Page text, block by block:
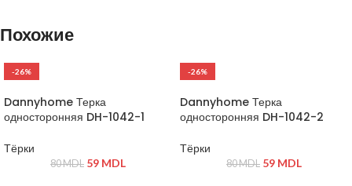
Похожие
-26%
Dannyhome Терка
односторонняя DH-1042-1
Тёрки
80MDL 59 MDL
-26%
Dannyhome Терка
односторонняя DH-1042-2
Тёрки
80MDL 59 MDL